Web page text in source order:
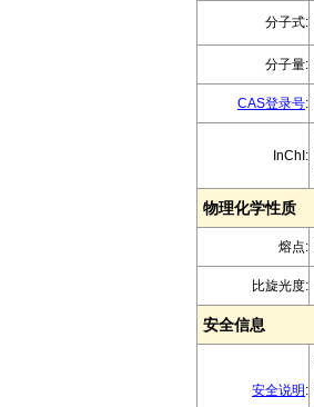
分子式:
分子量:
CAS登录号:
InChI:
物理化学性质
熔点:
比旋光度:
安全信息
安全说明 :